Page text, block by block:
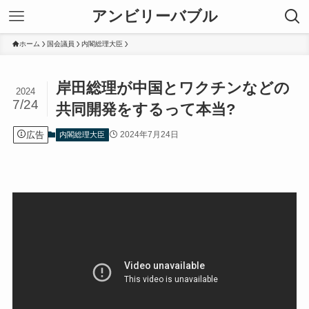
アンビリーバブル
ホーム 国会議員 内閣総理大臣
岸田総理が中国とワクチンなどの
共同開発をするって本当?
2024
7/24
広告 内閣総理大臣 2024年7月24日